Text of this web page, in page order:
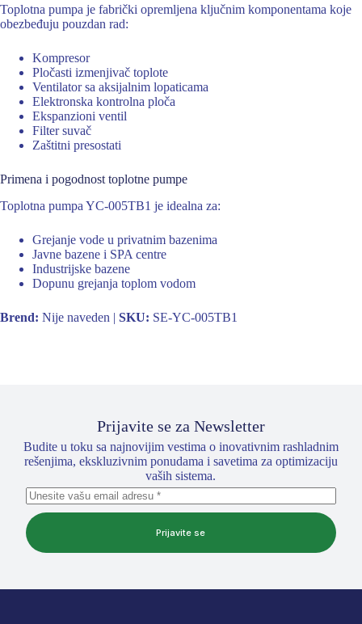
Toplotna pumpa je fabrički opremljena ključnim komponentama koje
obezbeđuju pouzdan rad:
Kompresor
Pločasti izmenjivač toplote
Ventilator sa aksijalnim lopaticama
Elektronska kontrolna ploča
Ekspanzioni ventil
Filter suvač
Zaštitni presostati
Primena i pogodnost toplotne pumpe
Toplotna pumpa YC-005TB1 je idealna za:
Grejanje vode u privatnim bazenima
Javne bazene i SPA centre
Industrijske bazene
Dopunu grejanja toplom vodom
Brend: Nije naveden | SKU: SE-YC-005TB1
Prijavite se za Newsletter
Budite u toku sa najnovijim vestima o inovativnim rashladnim
rešenjima, ekskluzivnim ponudama i savetima za optimizaciju
vaših sistema.
Prijavite se